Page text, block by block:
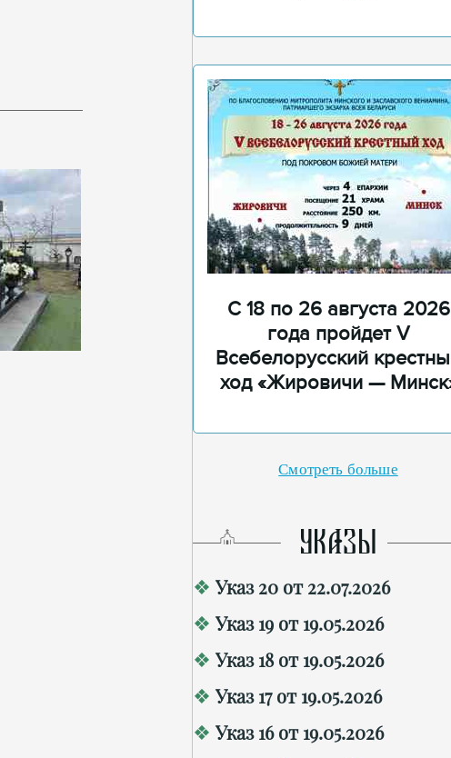
С 18 по 26 августа 2026
года пройдет V
Всебелорусский
ход «Жировичи —
Смотреть больше
УКАЗЫ
Указ 20 от 22.07.2026
Указ 19 от 19.05.2026
Указ 18 от 19.05.2026
Указ 17 от 19.05.2026
Указ 16 от 19.05.2026